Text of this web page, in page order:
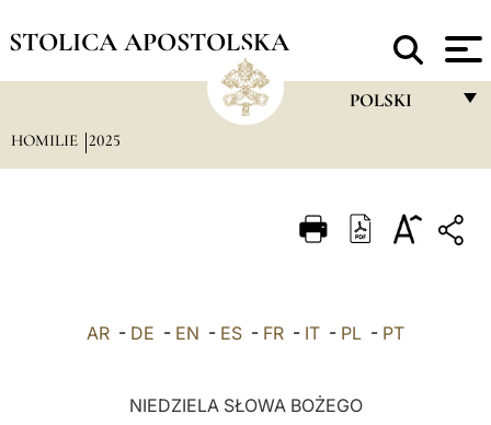
STOLICA APOSTOLSKA
POLSKI
ITALIANO
POLSKI
HOMILIE 2025
AR - DE - EN - ES - FR - IT - PL - PT
NIEDZIELA SŁOWA BOŻEGO